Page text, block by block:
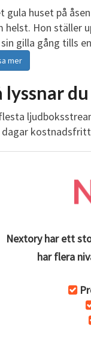
gula huset på
helst. Hon ställer
gilla gång tills
mer
lyssnar
dagar
Nextory har ett
har flera